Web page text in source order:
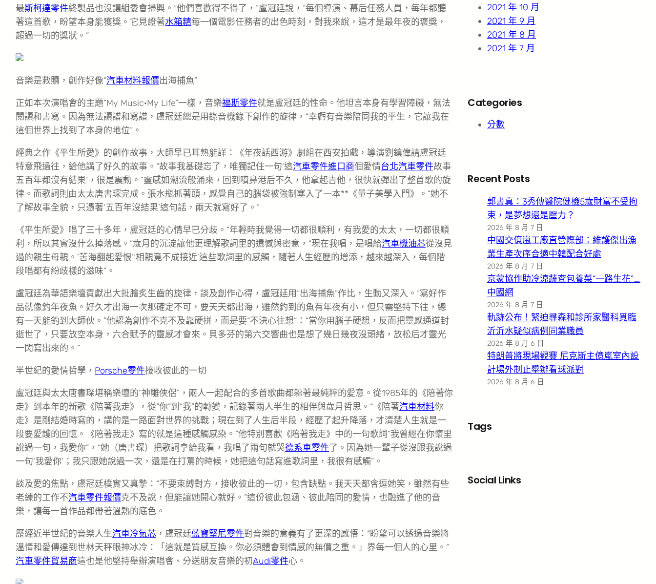
最斯柯達零件終製品也沒讓組委會掃興。“他們喜歡得不得了，”盧冠廷說，“每個導演、幕后任務人員，每年都聽
著這首歌，盼望本身能獲獎。它見證著水箱精每一個電影任務者的出色時刻，對我來說，這才是最年夜的褒獎，
超過一切的獎狀。”
音樂是救贖，創作好像“汽車材料報價出海捕魚”
正如本次演唱會的主題“My Music·My Life”一樣，音樂福斯零件就是盧冠廷的性命。他坦言本身有學習障礙，無法
閱讀和書寫。因為無法讀譜和寫譜，盧冠廷總是用錄音機錄下創作的旋律，“幸虧有音樂陪同我的平生，它讓我在
這個世界上找到了本身的地位”。
經典之作《平生所愛》的創作故事，大師早已耳熟能詳：《年夜話西游》劇組在西安拍戲，導演劉鎮偉請盧冠廷
特意飛過往，給他講了好久的故事。“故事我基礎忘了，唯獨記住一句‘這汽車零件進口商個愛情台北汽車零件故事
五百年都沒有結果’，很是震動。”靈感如潮流般涌來，回到噴鼻港后不久，他拿起吉他，很快就彈出了整首歌的旋
律。而歌詞則由太太唐書琛完成。張水瓶抓著頭，感覺自己的腦袋被強制塞入了一本**《量子美學入門》。“她不
了解故事全貌，只憑著‘五百年沒結果’這句話，兩天就寫好了。”
《平生所愛》唱了三十多年，盧冠廷的心情早已分歧。“年輕時我覺得一切都很順利，有我愛的太太，一切都很順
利，所以其實沒什么掉落感。”歲月的沉淀讓他更理解歌詞里的遺憾與密意，“現在我唱，是唱給汽車機油芯從沒見
過的親生母親。‘苦海翻起愛恨’‘相親竟不成接近’這些歌詞里的感觸，隨著人生經歷的增添，越來越深入，每個階
段唱都有紛歧樣的滋味”。
盧冠廷為華語樂壇貢獻出大批膾炙生齒的旋律，談及創作心得，盧冠廷用“出海捕魚”作比，生動又深入。“寫好作
品就像釣年夜魚。好久才出海一次那確定不可，要天天都出海，雖然釣到的魚有年夜有小，但只需堅持下往，總
有一天能釣到大師伙。”他認為創作不克不及靠硬拼，而是要“不決心往想”：“當你用腦子硬想，反而把靈感通道封
逝世了，只要放空本身，六合賦予的靈感才會來。貝多芬的第六交響曲也是想了幾日幾夜沒頭緒，放松后才靈光
一閃寫出來的。”
半世紀的愛情哲學， Porsche零件接收彼此的一切
盧冠廷與太太唐書琛堪稱樂壇的“神雕俠侶”，兩人一起配合的多首歌曲都躲著最純粹的愛意。從1985年的《陪著你
走》到本年的新歌《陪著我走》，從“你”到“我”的轉變，記錄著兩人半生的相伴與歲月哲思。“《陪著汽車材料你
走》是剛結婚時寫的，講的是一路面對世界的挑戰；現在到了人生后半段，經歷了起升降落，才清楚人生就是一
段要愛護的回憶。《陪著我走》寫的就是這種感觸感染。”他特別喜歡《陪著我走》中的一句歌詞“我曾經在你懷里
說過一句，我愛你”，“她（唐書琛）把歌詞拿給我看，我唱了兩句就哭德系車零件了。因為她一輩子從沒跟我說過
一句‘我愛你’；我只跟她說過一次，還是在打罵的時候，她把這句話寫進歌詞里，我很有感觸”。
談及愛的焦點，盧冠廷樸實又真摯：“不要束縛對方，接收彼此的一切，包含缺點。我天天都會逗她笑，雖然有些
老練的工作不汽車零件報價克不及說，但能讓她開心就好。”這份彼此包涵、彼此陪同的愛情，也融進了他的音
樂，讓每一首作品都帶著溫熱的底色。
歷經近半世紀的音樂人生汽車冷氣芯 ，盧冠廷藍寶堅尼零件對音樂的意義有了更深的感悟：“盼望可以透過音樂將
溫情和愛傳達到世林天秤眼神冰冷：「這就是質感互換。你必須體會到情感的無價之重。」界每一個人的心里。”
汽車零件貿易商這也是他堅持舉辦演唱會、分送朋友音樂的初Audi零件心。
2021 年 10 月
2021 年 9 月
2021 年 8 月
2021 年 7 月
Categories
分數
Recent Posts
郭書真：3秀傳醫院健檢5歲財富不受拘
束，是夢想還是壓力？
2026 年 8 月 7 日
中國交億嵐工廠直營際部：維護傑出漁
業生產次序合適中韓配合好處
2026 年 8 月 7 日
京蒙協作助冷涼蔬查包養菜“一路生花”_
中國網
2026 年 8 月 7 日
軌跡公布！緊迫尋森和診所家醫科覓臨
沂沂水疑似病例同業職員
2026 年 8 月 6 日
特朗普將現場觀賽 尼克斯主億嵐室內設
計場外制止舉辦看球派對
2026 年 8 月 6 日
Tags
Social Links